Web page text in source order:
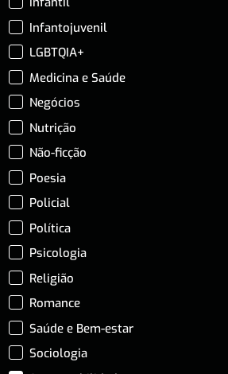
Infantojuvenil
LGBTQIA+
Medicina e Saúde
Negócios
Nutrição
Não-ficção
Poesia
Policial
Política
Psicologia
Religião
Romance
Saúde e Bem-estar
Sociologia